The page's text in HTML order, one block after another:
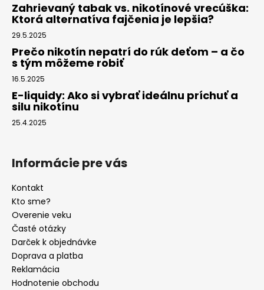
Zahrievaný tabak vs. nikotínové vrecúška:
Ktorá alternatíva fajčenia je lepšia?
29.5.2025
Prečo nikotín nepatrí do rúk deťom – a čo
s tým môžeme robiť
16.5.2025
E-liquidy: Ako si vybrať ideálnu príchuť a
silu nikotínu
25.4.2025
Informácie pre vás
Kontakt
Kto sme?
Overenie veku
Časté otázky
Darček k objednávke
Doprava a platba
Reklamácia
Hodnotenie obchodu